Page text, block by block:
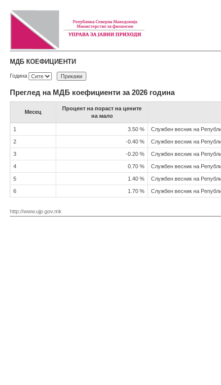
МДБ КОЕФИЦИЕНТИ
Година
Преглед на МДБ коефициенти за 2026 година
Месец
Процент на пораст на цените
на мало
1 3.50 % Службен весник на
2 -0.40 % Службен весник на
3 -0.20 % Службен весник на
4 0.70 % Службен весник на
5 1.40 % Службен весник на
6 1.70 % Службен весник на
http://www.ujp.gov.mk